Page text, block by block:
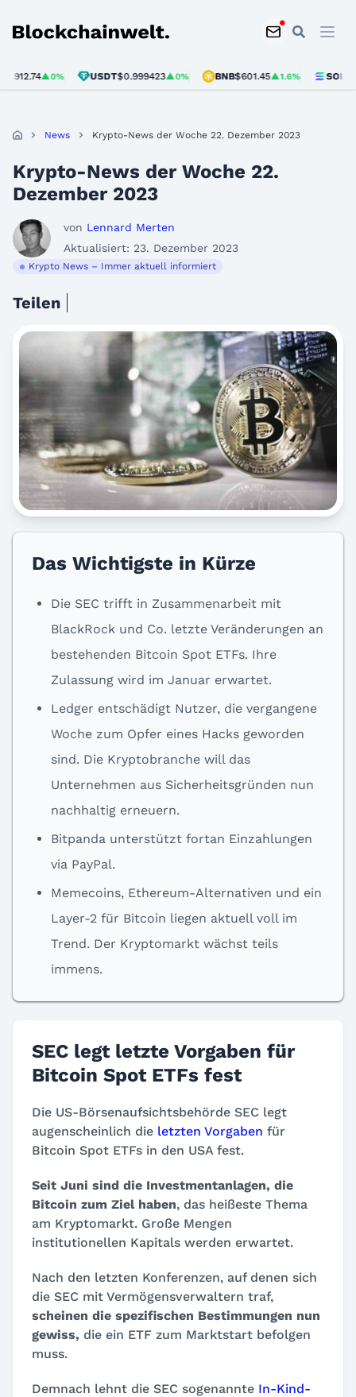
Blockchainwelt
▲0% USDT$0.999423▲0% BNB$601.45▲1.6% SOL$75.97
News Krypto-News der Woche 22. Dezember 2023
Krypto-News der Woche 22.
Dezember 2023
von Lennard Merten
Aktualisiert: 23. Dezember 2023
Krypto News – Immer aktuell informiert
Teilen
Das Wichtigste in Kürze
Die SEC trifft in Zusammenarbeit mit
BlackRock und Co. letzte Veränderungen an
bestehenden Bitcoin Spot ETFs. Ihre
Zulassung wird im Januar erwartet.
Ledger entschädigt Nutzer, die vergangene
Woche zum Opfer eines Hacks geworden
sind. Die Kryptobranche will das
Unternehmen aus Sicherheitsgründen nun
nachhaltig erneuern.
Bitpanda unterstützt fortan Einzahlungen
via PayPal.
Memecoins, Ethereum-Alternativen und ein
Layer-2 für Bitcoin liegen aktuell voll im
Trend. Der Kryptomarkt wächst teils
immens.
SEC legt letzte Vorgaben für
Bitcoin Spot ETFs fest
Die US-Börsenaufsichtsbehörde SEC legt
augenscheinlich die letzten Vorgaben für
Bitcoin Spot ETFs in den USA fest.
Seit Juni sind die Investmentanlagen, die
Bitcoin zum Ziel haben, das heißeste Thema
am Kryptomarkt. Große Mengen
institutionellen Kapitals werden erwartet.
Nach den letzten Konferenzen, auf denen sich
die SEC mit Vermögensverwaltern traf,
scheinen die spezifischen Bestimmungen nun
gewiss, die ein ETF zum Marktstart befolgen
muss.
Demnach lehnt die SEC sogenannte In-Kind-